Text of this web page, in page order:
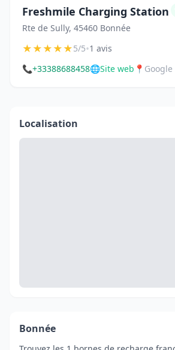
Freshmile Charging Station
Rte de Sully, 45460 Bonnée
★★★★★5/5•1 avis
📞+33388688458🌐Site web 📍
Localisation
Bonnée